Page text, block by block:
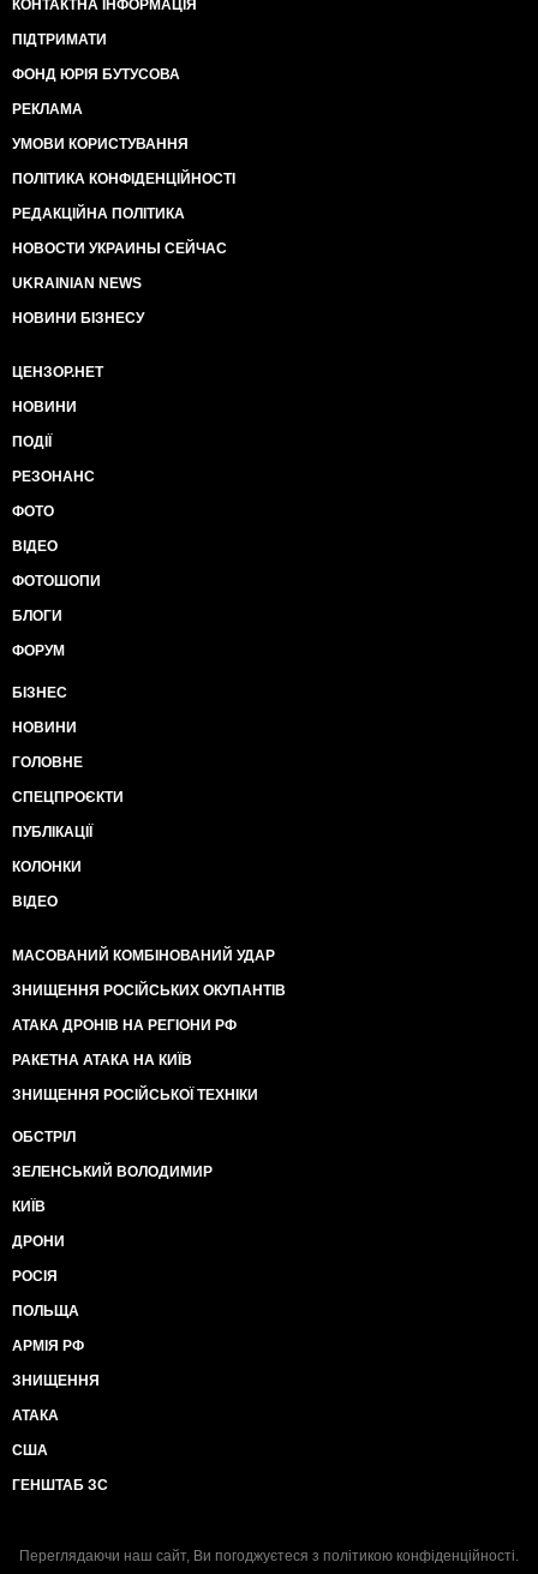
КОНТАКТНА ІНФОРМАЦІЯ
ПІДТРИМАТИ
ФОНД ЮРІЯ БУТУСОВА
РЕКЛАМА
УМОВИ КОРИСТУВАННЯ
ПОЛІТИКА КОНФІДЕНЦІЙНОСТІ
РЕДАКЦІЙНА ПОЛІТИКА
НОВОСТИ УКРАИНЫ СЕЙЧАС
UKRAINIAN NEWS
НОВИНИ БІЗНЕСУ
ЦЕНЗОР.НЕТ
НОВИНИ
ПОДІЇ
РЕЗОНАНС
ФОТО
ВІДЕО
ФОТОШОПИ
БЛОГИ
ФОРУМ
БІЗНЕС
НОВИНИ
ГОЛОВНЕ
СПЕЦПРОЄКТИ
ПУБЛІКАЦІЇ
КОЛОНКИ
ВІДЕО
МАСОВАНИЙ КОМБІНОВАНИЙ УДАР
ЗНИЩЕННЯ РОСІЙСЬКИХ ОКУПАНТІВ
АТАКА ДРОНІВ НА РЕГІОНИ РФ
РАКЕТНА АТАКА НА КИЇВ
ЗНИЩЕННЯ РОСІЙСЬКОЇ ТЕХНІКИ
ОБСТРІЛ
ЗЕЛЕНСЬКИЙ ВОЛОДИМИР
КИЇВ
ДРОНИ
РОСІЯ
ПОЛЬЩА
АРМІЯ РФ
ЗНИЩЕННЯ
АТАКА
США
ГЕНШТАБ ЗС
Переглядаючи наш сайт, Ви погоджуєтеся з політикою конфіденційності.